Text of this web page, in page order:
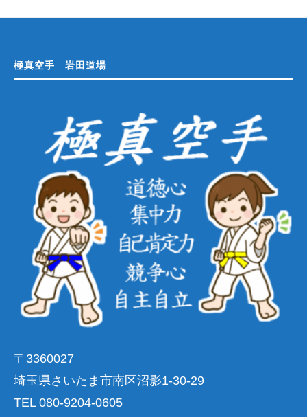
極真空手 岩田道場
〒3360027
埼玉県さいたま市南区沼影1-30-29
TEL 080-9204-0605